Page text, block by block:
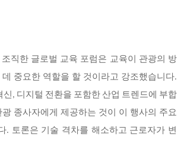
조직한 글로벌 교육 포럼은 교육이 관광의 방
데 중요한 역할을 할 것이라고 강조했습니다.
신, 디지털 전환을 포함한 산업 트렌드에 부합
종사자에게 제공하는 것이 이 행사의 주요
. 토론은 기술 격차를 해소하고 근로자가 변